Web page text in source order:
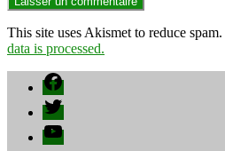
This site uses Akismet to reduce spam.
data is processed.
Facebook
Twitter
YouTube